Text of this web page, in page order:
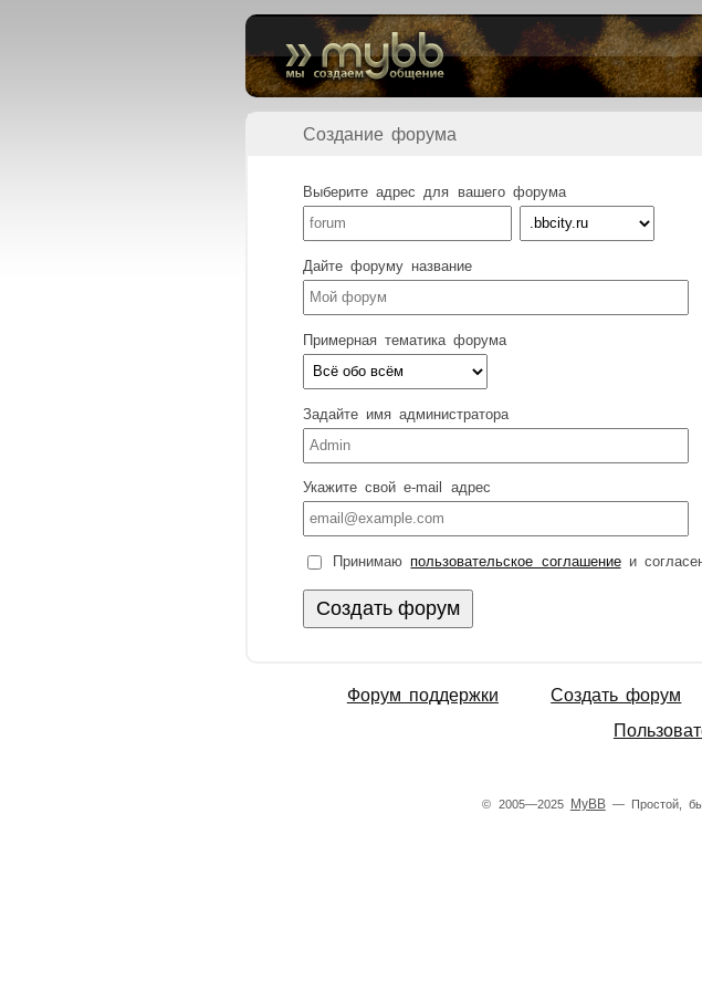
Создание форума
Выберите адрес для вашего форума
Дайте форуму название
Примерная тематика форума
Задайте имя администратора
Укажите свой e-mail адрес
Принимаю пользовательское соглашениеи
Форум поддержки Создать форум
© 2005—2025 MyBB— Простой,